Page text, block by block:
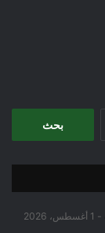
1 أغسطس، 2026